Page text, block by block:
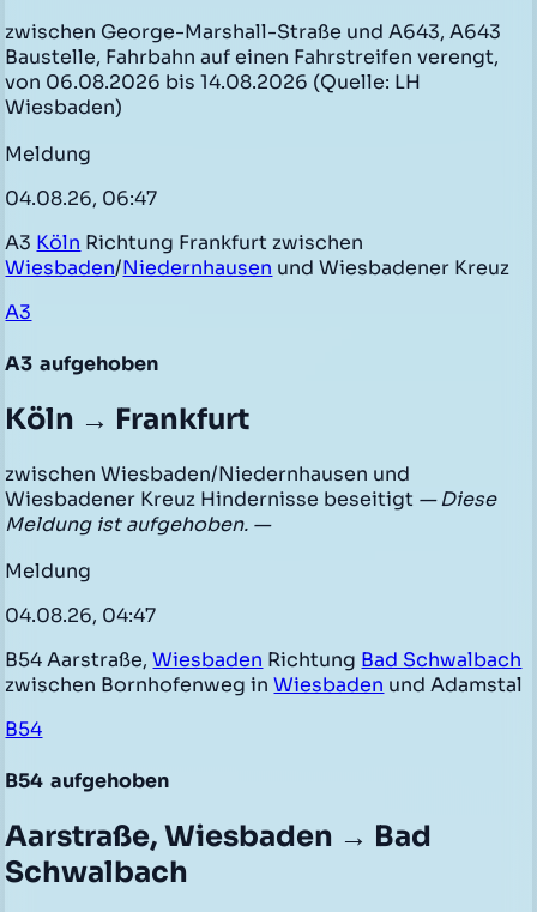
zwischen George-Marshall-Straße und A643, A643
Baustelle, Fahrbahn auf einen Fahrstreifen verengt,
von 06.08.2026 bis 14.08.2026 (Quelle: LH
Wiesbaden)
Meldung
04.08.26, 06:47
A3 Köln Richtung Frankfurt zwischen
Wiesbaden/Niedernhausen und Wiesbadener Kreuz
A3
A3 aufgehoben
Köln → Frankfurt
zwischen Wiesbaden/Niedernhausen und
Wiesbadener Kreuz Hindernisse beseitigt — Diese
Meldung ist aufgehoben. —
Meldung
04.08.26, 04:47
B54 Aarstraße,Wiesbaden Richtung Bad Schwalbach
zwischen Bornhofenweg inWiesbaden und Adamstal
B54
B54 aufgehoben
Aarstraße, Wiesbaden → Bad
Schwalbach